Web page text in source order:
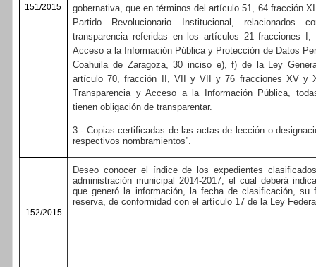
151/2015
gobernativa, que en términos del artículo 51, 64 fracción
Partido Revolucionario Institucional, relacionados
transparencia referidas en los artículos 21 fracciones
Acceso a la Información Pública y Protección de Datos
Coahuila de Zaragoza, 30 inciso e), f) de la Ley
artículo 70, fracción II, VII y VII y 76 fracciones XV y
Transparencia y Acceso a la Información Pública,
tienen obligación de transparentar.
3.- Copias certificadas de las actas de lección o
respectivos nombramientos”.
152/2015
Deseo conocer el índice de los expedientes
administración municipal 2014-2017, el cual deberá
que generó la información, la fecha de clasificación, su
reserva, de conformidad con el artículo 17 de la Ley